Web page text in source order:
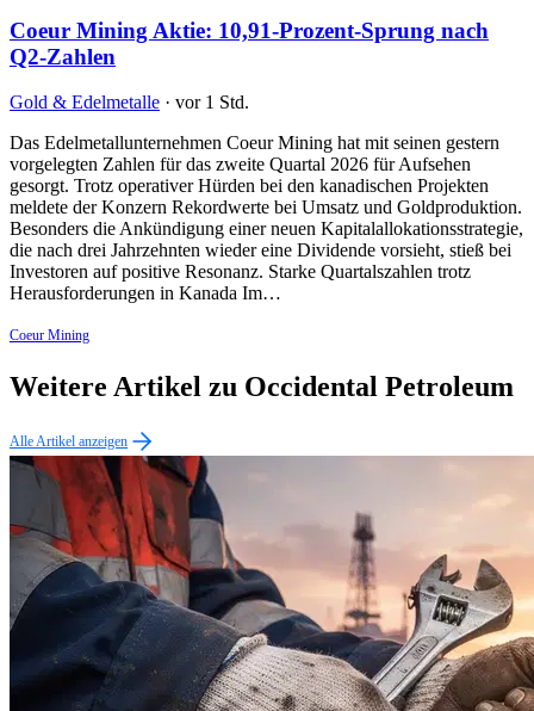
Coeur Mining Aktie: 10,91-Prozent-Sprung nach
Q2-Zahlen
Gold & Edelmetalle · vor 1 Std.
Das Edelmetallunternehmen Coeur Mining hat mit seinen gestern
vorgelegten Zahlen für das zweite Quartal 2026 für Aufsehen
gesorgt. Trotz operativer Hürden bei den kanadischen Projekten
meldete der Konzern Rekordwerte bei Umsatz und Goldproduktion.
Besonders die Ankündigung einer neuen Kapitalallokationsstrategie,
die nach drei Jahrzehnten wieder eine Dividende vorsieht, stieß bei
Investoren auf positive Resonanz. Starke Quartalszahlen trotz
Herausforderungen in Kanada Im…
Coeur Mining
Weitere Artikel zu Occidental Petroleum
Alle Artikel anzeigen